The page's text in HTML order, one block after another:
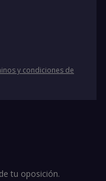
y condiciones de
tu oposición.